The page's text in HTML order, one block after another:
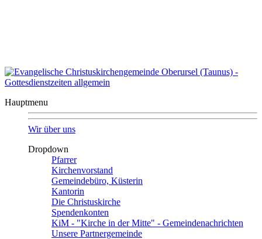
Hauptmenu
Wir über uns
Dropdown
Pfarrer
Kirchenvorstand
Gemeindebüro, Küsterin
Kantorin
Die Christuskirche
Spendenkonten
KiM - "Kirche in der Mitte" - Gemeindenachrichten
Unsere Partnergemeinde